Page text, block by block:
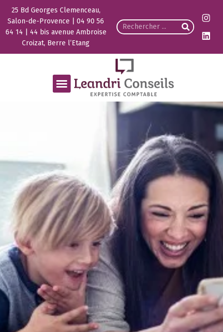
25 Bd Georges Clemenceau,
Salon-de-Provence | 04 90 56
64 14 | 44 bis avenue Ambroise
Croizat, Berre l’Etang